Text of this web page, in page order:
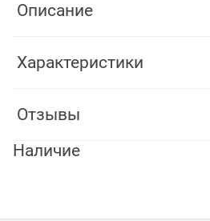
Описание
Характеристики
Отзывы
Наличие